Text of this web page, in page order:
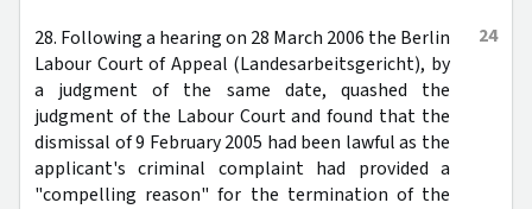
24
28. Following a hearing on 28 March 2006 the Berlin
Labour Court of Appeal (Landesarbeitsgericht), by
a judgment of the same date, quashed the
judgment of the Labour Court and found that the
dismissal of 9 February 2005 had been lawful as the
applicant's criminal complaint had provided a
"compelling reason" for the termination of the